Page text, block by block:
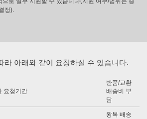
정).
라 아래와 같이 요청하실 수 있습니다.
요청기간
반품/교환
배송비 부
담
왕복 배송